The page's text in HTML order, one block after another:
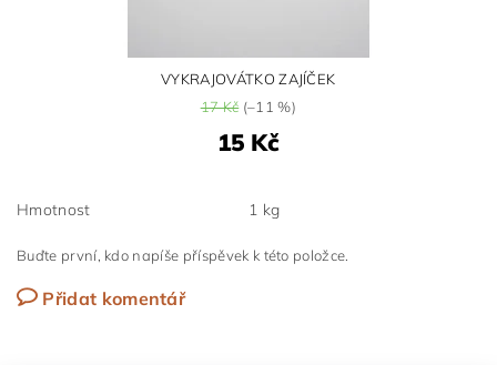
VYKRAJOVÁTKO ZAJÍČEK
17 Kč(–11 %)
15 Kč
Hmotnost 1 kg
Buďte první, kdo napíše příspěvek k této položce.
Přidat komentář